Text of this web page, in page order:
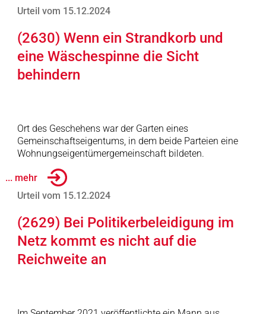
Urteil vom 15.12.2024
(2630) Wenn ein Strandkorb und
eine Wäschespinne die Sicht
behindern
Ort des Geschehens war der Garten eines
Gemeinschaftseigentums, in dem beide Parteien eine
Wohnungseigentümergemeinschaft bildeten.
... mehr
Urteil vom 15.12.2024
(2629) Bei Politikerbeleidigung im
Netz kommt es nicht auf die
Reichweite an